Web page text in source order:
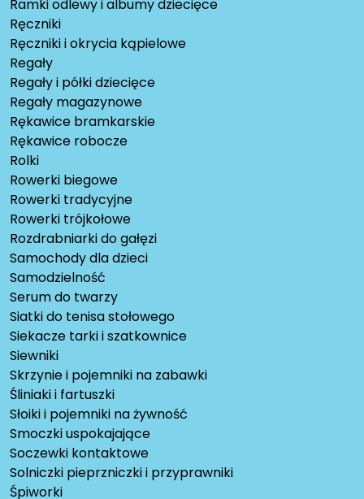
Ramki odlewy i albumy dziecięce
Ręczniki
Ręczniki i okrycia kąpielowe
Regały
Regały i półki dziecięce
Regały magazynowe
Rękawice bramkarskie
Rękawice robocze
Rolki
Rowerki biegowe
Rowerki tradycyjne
Rowerki trójkołowe
Rozdrabniarki do gałęzi
Samochody dla dzieci
Samodzielność
Serum do twarzy
Siatki do tenisa stołowego
Siekacze tarki i szatkownice
Siewniki
Skrzynie i pojemniki na zabawki
Śliniaki i fartuszki
Słoiki i pojemniki na żywność
Smoczki uspokajające
Soczewki kontaktowe
Solniczki pieprzniczki i przyprawniki
Śpiworki